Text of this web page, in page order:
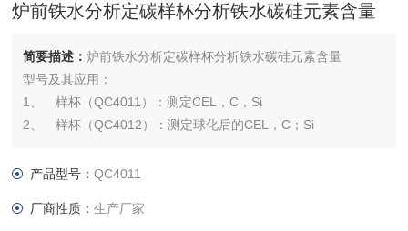
炉前铁水分析定碳样杯分析铁水碳硅元素含量
简要描述：炉前铁水分析定碳样杯分析铁水碳硅元素含量
型号及其应用：
1、 样杯（QC4011）：测定CEL，C，Si
2、 样杯（QC4012）：测定球化后的CEL，C；Si
产品型号：QC4011
厂商性质：生产厂家